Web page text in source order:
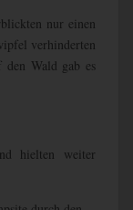
nur einen
verhinderten
Wald gab es
hielten weiter